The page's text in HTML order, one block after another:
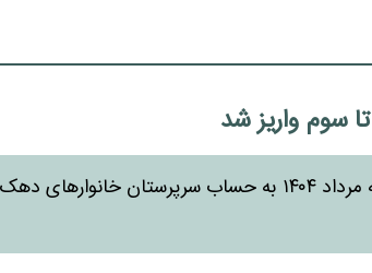
سوم واریز شد
یارانه نقدی مرحله ۱۷۴ مربوط به مرداد ۱۴۰۴ به حساب